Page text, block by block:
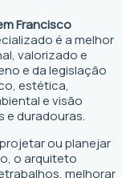
Francisco
é a melhor
valorizado e
e da legislação
estética,
e visão
e duradouras.
ou planejar
o arquiteto
melhorar